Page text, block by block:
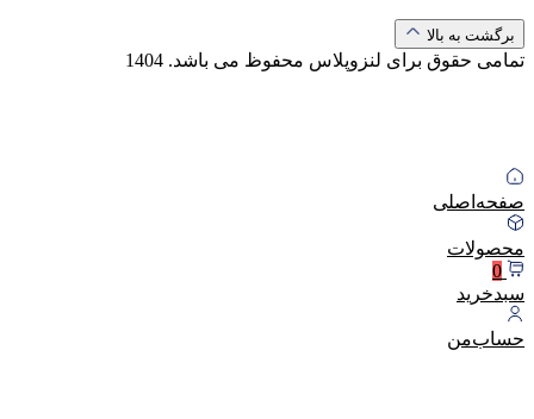
برگشت به بالا
تمامی حقوق برای لنزوپلاس محفوظ می باشد. 1404
صفحه‌اصلی
محصولات
0
سبد‌خرید
حساب‌من